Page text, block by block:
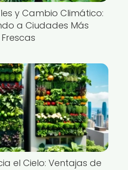
y Cambio Climático:
a Ciudades Más
Frescas
el Cielo: Ventajas de